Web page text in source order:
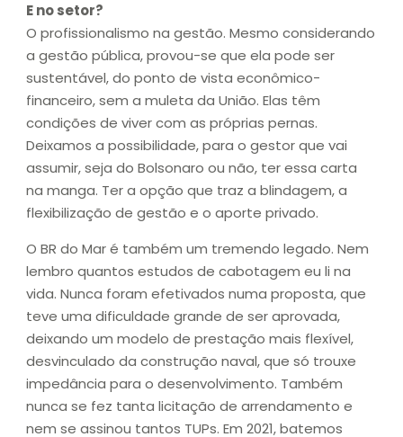
E no setor?
O profissionalismo na gestão. Mesmo considerando
a gestão pública, provou-se que ela pode ser
sustentável, do ponto de vista econômico-
financeiro, sem a muleta da União. Elas têm
condições de viver com as próprias pernas.
Deixamos a possibilidade, para o gestor que vai
assumir, seja do Bolsonaro ou não, ter essa carta
na manga. Ter a opção que traz a blindagem, a
flexibilização de gestão e o aporte privado.
O BR do Mar é também um tremendo legado. Nem
lembro quantos estudos de cabotagem eu li na
vida. Nunca foram efetivados numa proposta, que
teve uma dificuldade grande de ser aprovada,
deixando um modelo de prestação mais flexível,
desvinculado da construção naval, que só trouxe
impedância para o desenvolvimento. Também
nunca se fez tanta licitação de arrendamento e
nem se assinou tantos TUPs. Em 2021, batemos